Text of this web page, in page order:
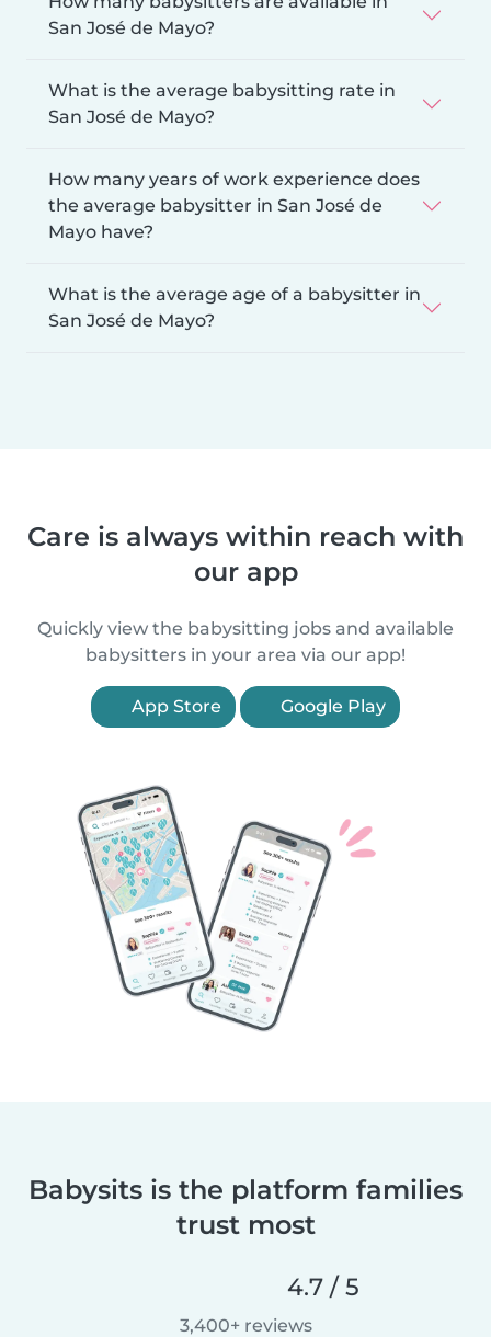
San José de Mayo?
What is the average babysitting rate in
San José de Mayo?
How many years of work experience does
the average babysitter in San José de
Mayo have?
What is the average age of a babysitter in
San José de Mayo?
Care is always within reach with
our app
Quickly view the babysitting jobs and available
babysitters in your area via our app!
App Store Google Play
Babysits is the platform families
trust most
4.7 / 5
3,400+ reviews